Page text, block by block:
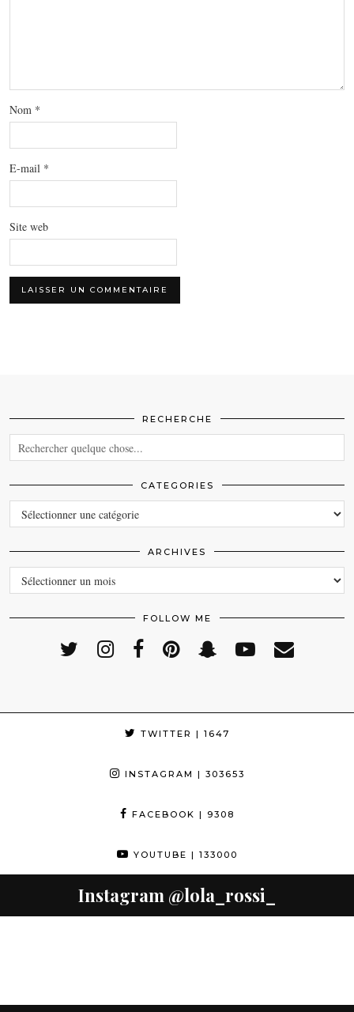
Nom *
E-mail *
Site web
RECHERCHE
CATEGORIES
CATEGORIES
ARCHIVES
ARCHIVES
FOLLOW ME
TWITTER | 1647
INSTAGRAM | 303653
FACEBOOK | 9308
YOUTUBE | 133000
Instagram @lola_rossi_